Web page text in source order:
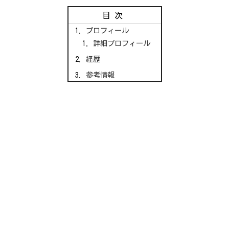
目次
プロフィール
詳細プロフィール
経歴
参考情報